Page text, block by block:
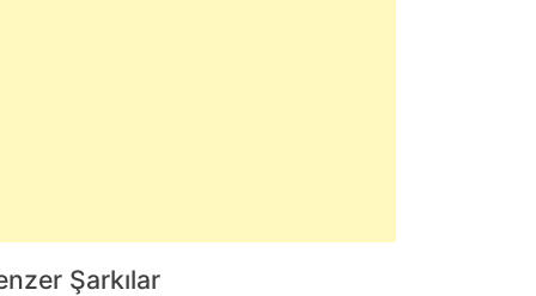
Şarkılar